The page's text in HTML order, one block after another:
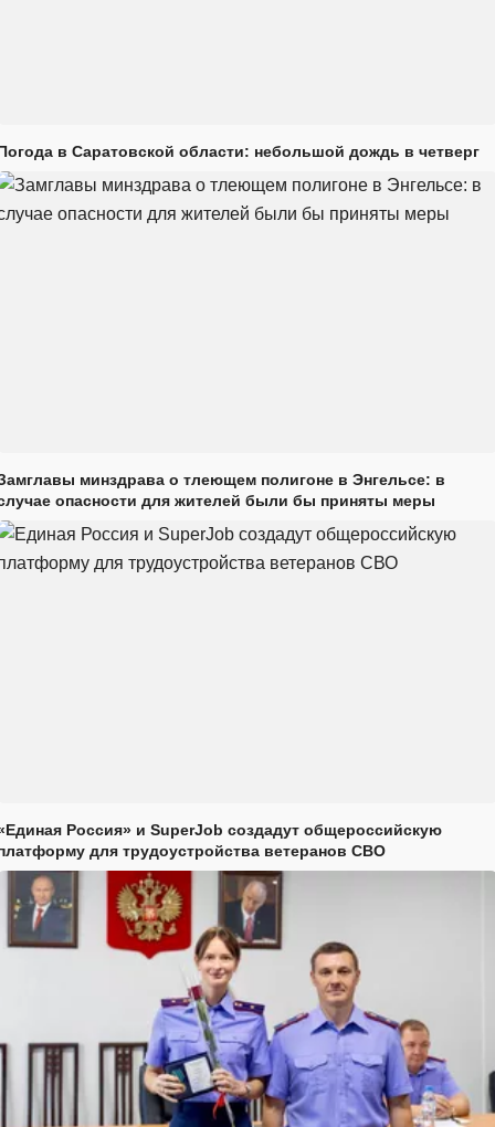
в Саратовской области: небольшой дождь в четверг
минздрава о тлеющем полигоне в Энгельсе: в
опасности для жителей были бы приняты меры
Россия» и SuperJob создадут общероссийскую
для трудоустройства ветеранов СВО